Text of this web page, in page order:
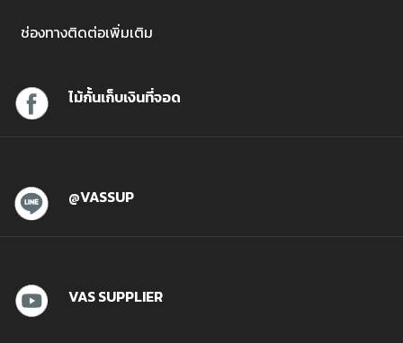
ช่องทางติดต่อเพิ่มเติม
ไม้กั้นเก็บเงินที่จอด
@VASSUP
VAS SUPPLIER